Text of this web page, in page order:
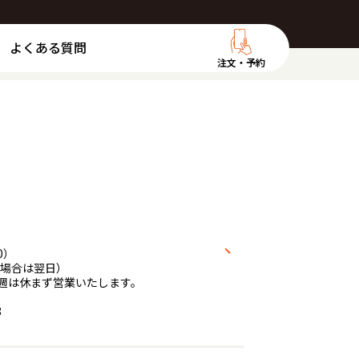
注文・予約
よくある質問
は翌日）
休まず営業いたします。